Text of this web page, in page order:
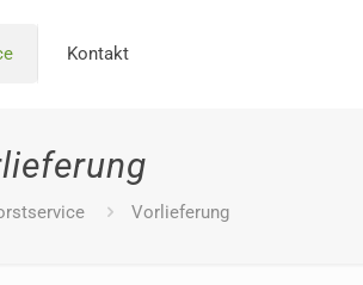
Kontakt
Vorlieferung